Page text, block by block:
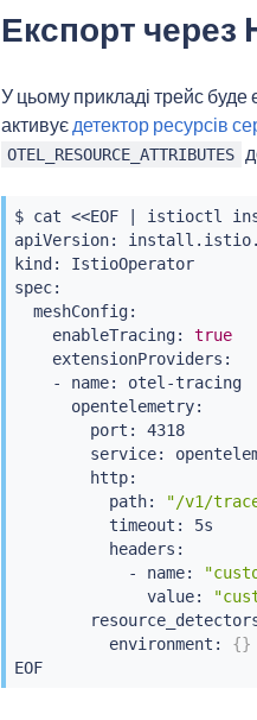
Експорт через
У цьому прикладі трейс
активує детектор ресурсів
OTEL_RESOURCE_ATTRIBUTES
$ cat <<EOF istioctl
apiVersion:
kind: IstioOperator
spec:
  meshConfig:
    enableTracing:
true
    extensionProviders:
    - name: otel-tracing
      opentelemetry:
        port: 4318
service:
        http:
          path:
"/v1/
          timeout: 5s
          headers:
            - name:
              value:
          environment:
{}
EOF